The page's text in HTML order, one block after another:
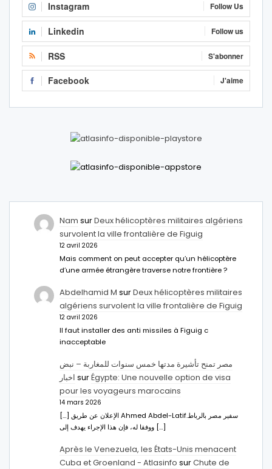
Instagram Follow Us
Linkedin Follow us
RSS S'abonner
Facebook J'aime
Nam surDeux hélicoptères militaires algériens
survolent la ville frontalière de Figuig
12 avril 2026
Mais comment on peut accepter qu’un hélicoptère
d’une armée étrangère traverse notre frontière ?
Abdelhamid M surDeux hélicoptères militaires
algériens survolent la ville frontalière de Figuig
12 avril 2026
Il faut installer des anti missiles à Figuig c
inacceptable
مصر تمنح تأشيرة مدتها خمس سنوات للمغاربة – نبض
اخبار surÉgypte: Une nouvelle option de visa
pour les voyageurs marocains
14 mars 2026
[…] الإعلان عن طريق Ahmed Abdel-Latifسفير مصر بالرباط.
ووفقا له، فإن هذا الإجراء يهدف إلى […]
Après le Venezuela, les États-Unis menacent
Cuba et Groenland - Atlasinfo surChute de